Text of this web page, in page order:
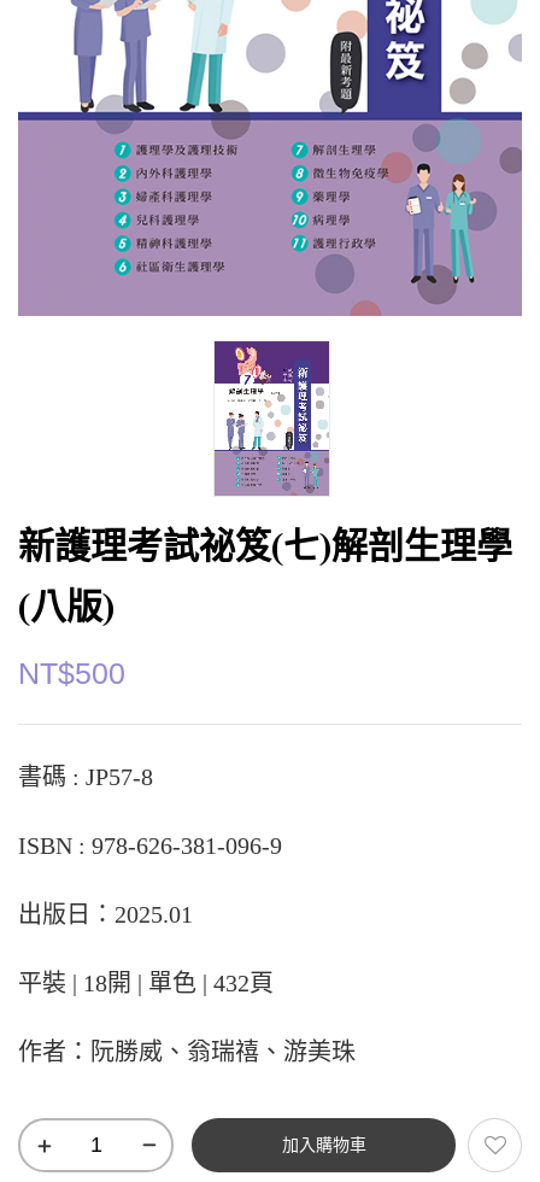
新護理考試祕笈(七)解剖生理學
(八版)
NT$500
書碼 : JP57-8
ISBN : 978-626-381-096-9
出版日：2025.01
平裝 | 18開 | 單色 | 432頁
作者：阮勝威、翁瑞禧、游美珠
加入購物車